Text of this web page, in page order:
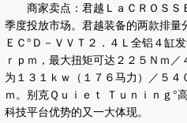
商家卖点：君越ＬａＣＲＯＳＳ
季度投放市场。君越装备的两款排量
ＥＣ°Ｄ－ＶＶＴ２．４Ｌ全铝４缸
ｒｐｍ，最大扭矩可达２２５Ｎｍ
为１３１ｋｗ（１７６马力）／５４
ｍ。别克Ｑｕｉｅｔ Ｔｕｎｉｎｇ°
科技平台优势的又一大体现。